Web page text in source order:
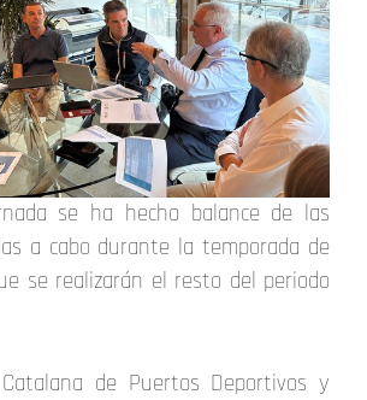
se ha hecho balance de las
a cabo durante la temporada de
se realizarán el resto del periodo
de Puertos Deportivos y